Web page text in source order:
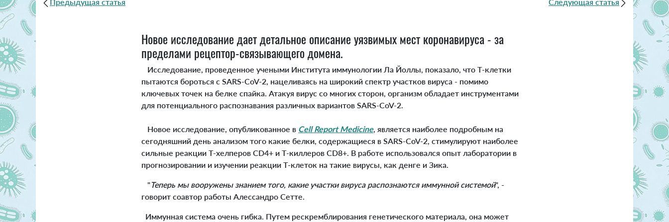
Новое исследование дает детальное описание уязвимых мест коронавируса - за
пределами рецептор-связывающего домена.
Исследование, проведенное учеными Института иммунологии Ла Йоллы, показало, что Т-клетки
пытаются бороться с SARS-CoV-2, нацеливаясь на широкий спектр участков вируса - помимо
ключевых точек на белке спайка. Атакуя вирус со многих сторон, организм обладает инструментами
для потенциального распознавания различных вариантов SARS-CoV-2.
Новое исследование, опубликованное в Cell Report Medicine, является наиболее подробным на
сегодняшний день анализом того какие белки, содержащиеся в SARS-CoV-2, стимулируют наиболее
сильные реакции Т-хелперов CD4+ и Т-киллеров CD8+. В работе использовался опыт лаборатории в
прогнозировании и изучении реакции Т-клеток на такие вирусы, как денге и Зика.
"Теперь мы вооружены знанием того, какие участки вируса распознаются иммунной системой", -
говорит соавтор работы Алессандро Сетте.
Иммунная система очень гибка. Путем рескремблирования генетического материала, она может